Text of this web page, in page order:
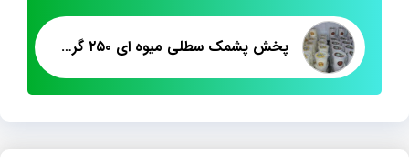
پخش پشمک سطلی میوه ای ۲۵۰ گرمی